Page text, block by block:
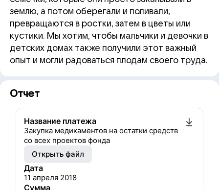
землю, а потом оберегали и поливали,
превращаются в ростки, затем в цветы или
кустики. Мы хотим, чтобы мальчики и девочки в
детских домах также получили этот важный
опыт и могли радоваться плодам своего труда.
Отчет
Название платежа
Закупка медикаментов на остатки средств
со всех проектов фонда
Открыть файл
Дата
11 апреля 2018
Сумма